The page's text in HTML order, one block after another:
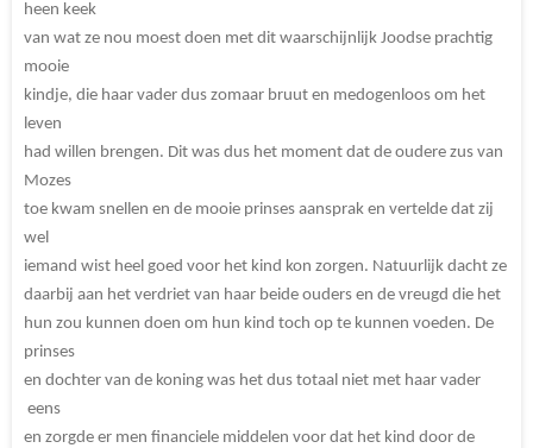
heen keek
van wat ze nou moest doen met dit waarschijnlijk Joodse prachtig
mooie
kindje, die haar vader dus zomaar bruut en medogenloos om het
leven
had willen brengen. Dit was dus het moment dat de oudere zus van
Mozes
toe kwam snellen en de mooie prinses aansprak en vertelde dat zij
wel
iemand wist heel goed voor het kind kon zorgen. Natuurlijk dacht ze
daarbij aan het verdriet van haar beide ouders en de vreugd die het
hun zou kunnen doen om hun kind toch op te kunnen voeden. De
prinses
en dochter van de koning was het dus totaal niet met haar vader
eens
en zorgde er men financiele middelen voor dat het kind door de